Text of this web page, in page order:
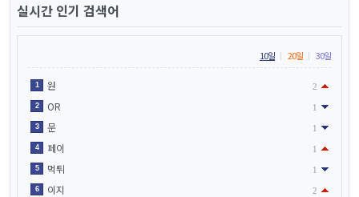
실시간 인기 검색어
10일 20일 30일
1 원 2
2 OR 1
3 문 1
4 페이 1
5 먹튀 1
6 이지 2